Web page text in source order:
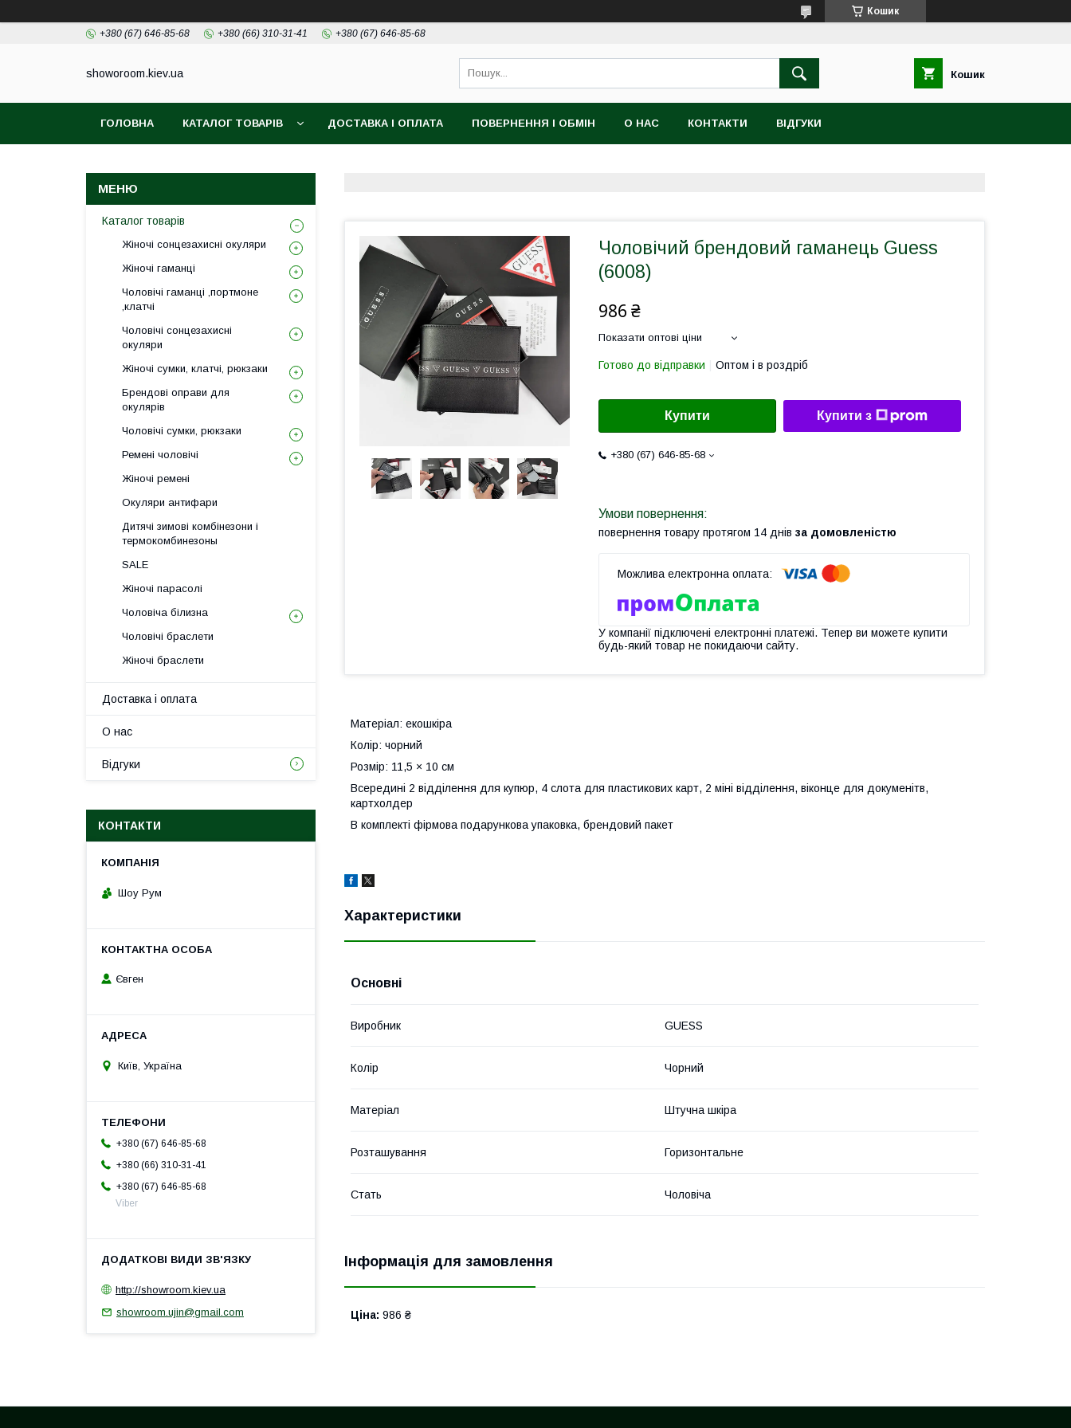
Кошик
+380 (67) 646-85-68 +380 (66) 310-31-41 +380 (67) 646-85-68
showoroom.kiev.ua Кошик
ГОЛОВНА КАТАЛОГ ТОВАРІВ ДОСТАВКА І ОПЛАТА ПОВЕРНЕННЯ І ОБМІН О НАС КОНТАКТИ ВІДГУКИ
Чоловічий брендовий гаманець Guess
(6008)
986 ₴
Показати оптові ціни
Готово до відправки Оптом і в роздріб
Купити Купити з
+380 (67) 646-85-68
повернення товару протягом 14 днів за домовленістю
У компанії підключені електронні платежі. Тепер ви можете купити
будь-який товар не покидаючи сайту.
Матеріал: екошкіра
Колір: чорний
Розмір: 11,5 × 10 см
Всередині 2 відділення для купюр, 4 слота для пластикових карт, 2 міні відділення, віконце для докуменітв,
картхолдер
В комплекті фірмова подарункова упаковка, брендовий пакет
Характеристики
Основні
Виробник GUESS
Колір Чорний
Матеріал Штучна шкіра
Розташування Горизонтальне
Стать Чоловіча
Інформація для замовлення
Ціна: 986 ₴
Каталог товарів
Жіночі сонцезахисні окуляри
Жіночі гаманці
Чоловічі гаманці ,портмоне
,клатчі
Чоловічі сонцезахисні
окуляри
Жіночі сумки, клатчі, рюкзаки
Брендові оправи для
окулярів
Чоловічі сумки, рюкзаки
Ремені чоловічі
Жіночі ремені
Окуляри антифари
Дитячі зимові комбінезони і
термокомбинезоны
SALE
Жіночі парасолі
Чоловіча білизна
Чоловічі браслети
Жіночі браслети
Доставка і оплата
О нас
Відгуки
КОНТАКТИ
Шоу Рум
Євген
Київ, Україна
+380 (67) 646-85-68
+380 (66) 310-31-41
+380 (67) 646-85-68
Viber
http://showroom.kiev.ua
showroom.ujin@gmail.com